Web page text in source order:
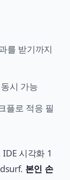
를 받기까지
시 가능
플로 적응 필
시각화 1
본인 손